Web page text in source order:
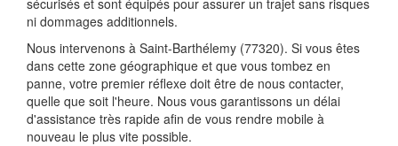
sécurisés et sont équipés pour assurer un trajet sans risques
ni dommages additionnels.
Nous intervenons à Saint-Barthélemy (77320). Si vous êtes
dans cette zone géographique et que vous tombez en
panne, votre premier réflexe doit être de nous contacter,
quelle que soit l'heure. Nous vous garantissons un délai
d'assistance très rapide afin de vous rendre mobile à
nouveau le plus vite possible.